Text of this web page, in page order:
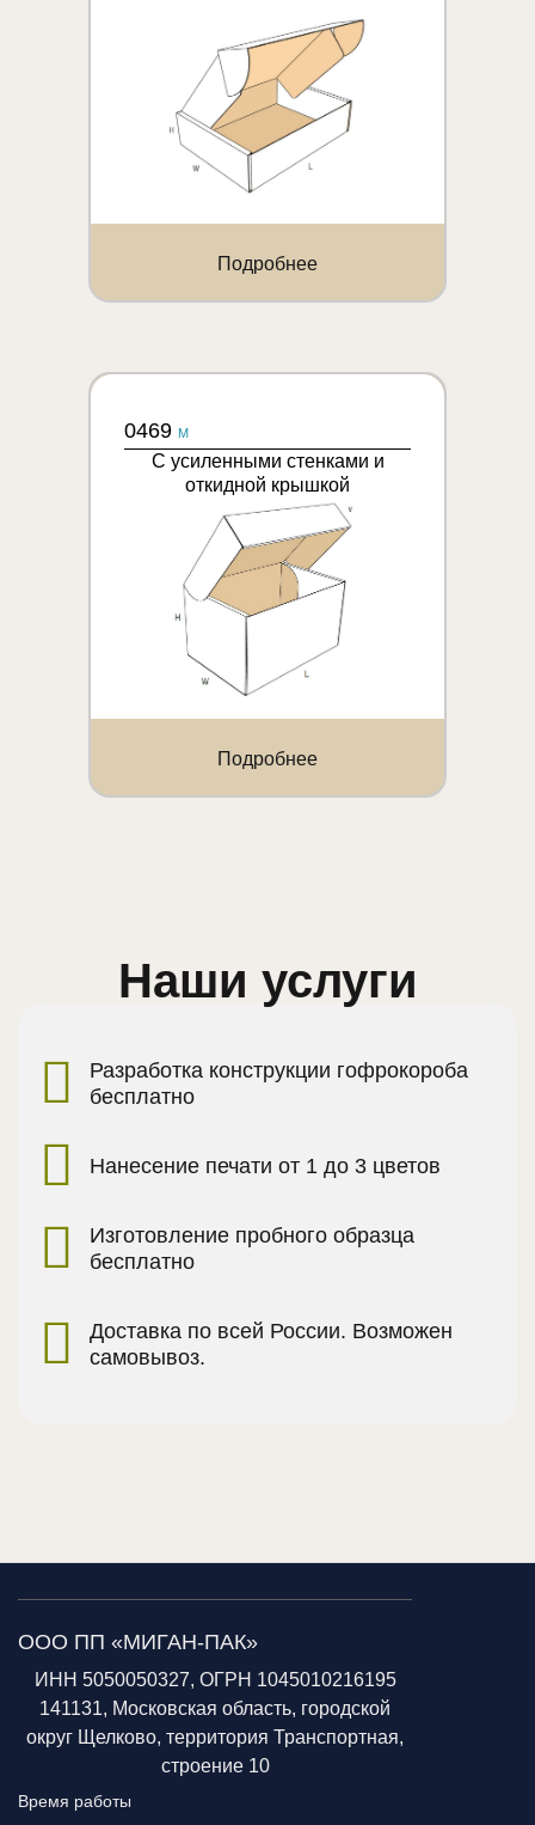
Подробнее
0469 M
С усиленными стенками и
откидной крышкой
Подробнее
Наши услуги
Разработка конструкции гофрокороба
бесплатно
Нанесение печати от 1 до 3 цветов
Изготовление пробного образца
бесплатно
Доставка по всей России. Возможен
самовывоз.
ООО ПП «МИГАН-ПАК»
ИНН 5050050327, ОГРН 1045010216195
141131, Московская область, городской
округ Щелково, территория Транспортная,
строение 10
Время работы